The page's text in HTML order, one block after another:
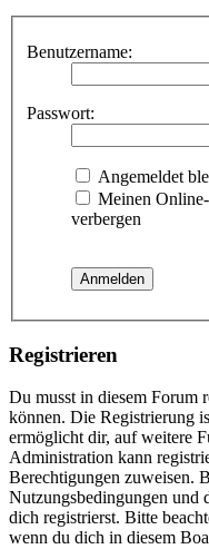
Benutzername:
Passwort:
Angemeldet
Meinen
verbergen
Registrieren
Du musst in diesem Forum
können. Die Registrierung
ermöglicht dir, auf weitere
Administration kann
Berechtigungen zuweisen.
Nutzungsbedingungen und
dich registrierst. Bitte
wenn du dich in diesem